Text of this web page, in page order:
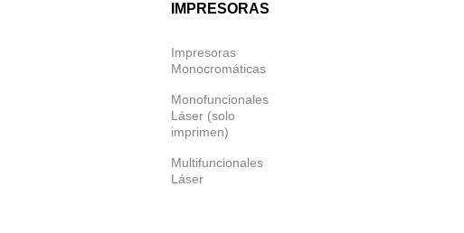
IMPRESORAS
Impresoras
Monocromáticas
Monofuncionales
Láser (solo
imprimen)
Multifuncionales
Láser